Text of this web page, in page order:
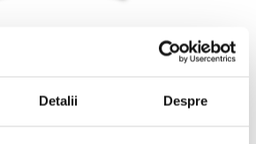
Detalii Despre